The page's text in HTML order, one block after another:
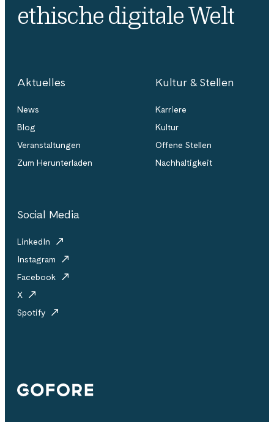
ethische digitale Welt
Aktuelles
News
Blog
Veranstaltungen
Zum Herunterladen
Kultur & Stellen
Karriere
Kultur
Offene Stellen
Nachhaltigkeit
Social Media
LinkedIn
Instagram
Facebook
X
Spotify
Gofore